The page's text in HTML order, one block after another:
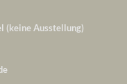
(keine Ausstellung)